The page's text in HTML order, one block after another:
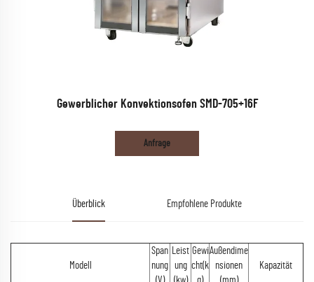
Gewerblicher Konvektionsofen SMD-705+16F
Anfrage
Überblick Empfohlene Produkte
Modell
Span
nung
Leist
ung
Gewi
cht(k
Außendime
nsionen
Kapazität